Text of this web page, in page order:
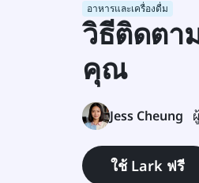
อาหารและเครื่องดื่ม
วิธีติดตา
คุณ
Jess Cheung
ใช้ Lark ฟรี